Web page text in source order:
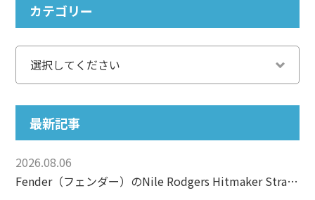
カテゴリー
最新記事
2026.08.06
Fender（フェンダー）のNile Rodgers Hitmaker Stratocasterについて【エレキギター】